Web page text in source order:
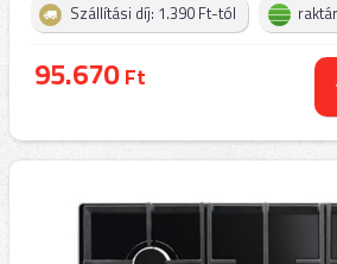
Szállítási díj: 1.390 Ft-tól
95.670Ft